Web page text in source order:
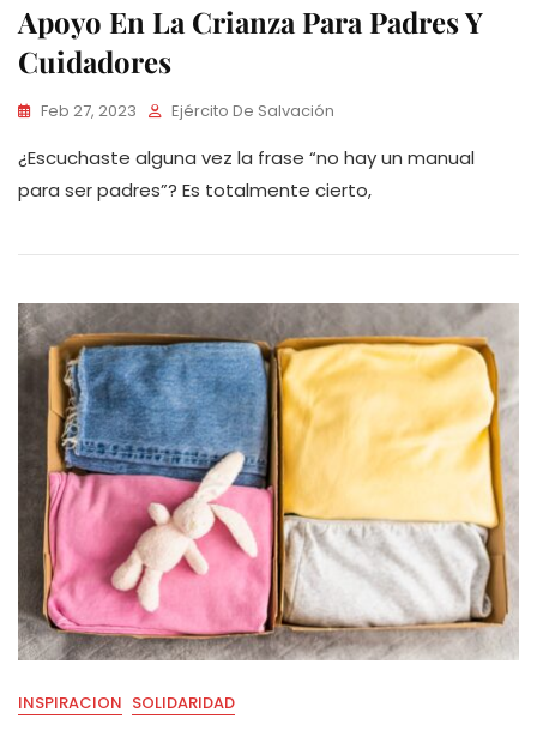
Apoyo En La Crianza Para Padres Y
Cuidadores
Feb 27, 2023 Ejército De Salvación
¿Escuchaste alguna vez la frase “no hay un manual
para ser padres”? Es totalmente cierto,
INSPIRACION SOLIDARIDAD